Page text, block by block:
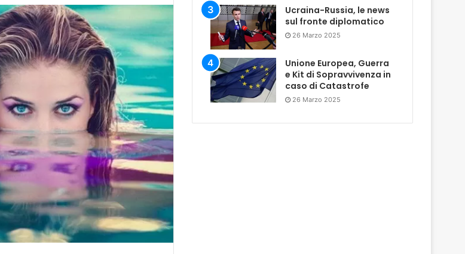
Ucraina-Russia, le news
sul fronte diplomatico
26 Marzo 2025
Unione Europea, Guerra
e Kit di Sopravvivenza in
caso di Catastrofe
26 Marzo 2025